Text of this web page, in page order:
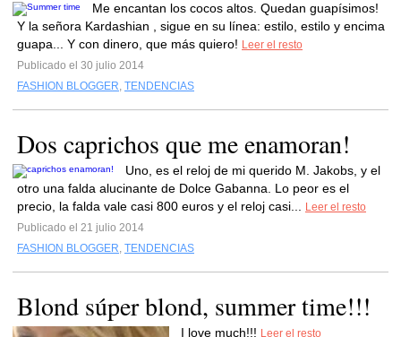
Me encantan los cocos altos. Quedan guapísimos!
Y la señora Kardashian , sigue en su línea: estilo, estilo y encima
guapa... Y con dinero, que más quiero! Leer el resto
Publicado el 30 julio 2014
FASHION BLOGGER, TENDENCIAS
Dos caprichos que me enamoran!
Uno, es el reloj de mi querido M. Jakobs, y el
otro una falda alucinante de Dolce Gabanna. Lo peor es el
precio, la falda vale casi 800 euros y el reloj casi...
Leer el resto
Publicado el 21 julio 2014
FASHION BLOGGER, TENDENCIAS
Blond súper blond, summer time!!!
I love much!!! Leer el resto